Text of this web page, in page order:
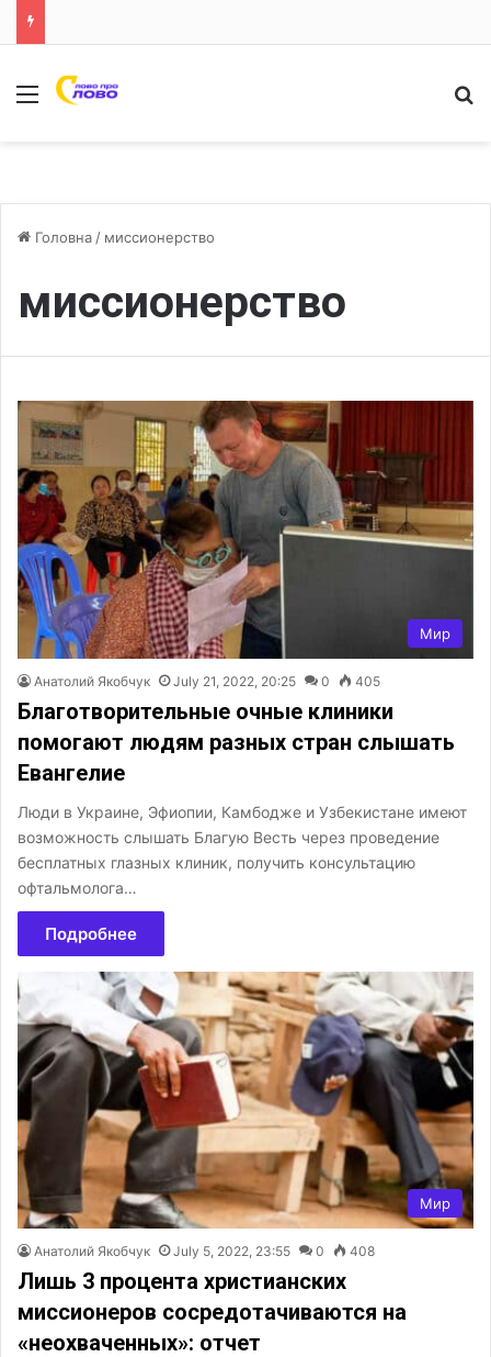
Меню
Головна / миссионерство
миссионерство
Мир
Анатолий Якобчук July 21, 2022, 20:25 0 405
Благотворительные очные клиники
помогают людям разных стран слышать
Евангелие
Люди в Украине, Эфиопии, Камбодже и Узбекистане имеют
возможность слышать Благую Весть через проведение
бесплатных глазных клиник, получить консультацию
офтальмолога…
Подробнее
Мир
Анатолий Якобчук July 5, 2022, 23:55 0 408
Лишь 3 процента христианских
миссионеров сосредотачиваются на
«неохваченных»: отчет